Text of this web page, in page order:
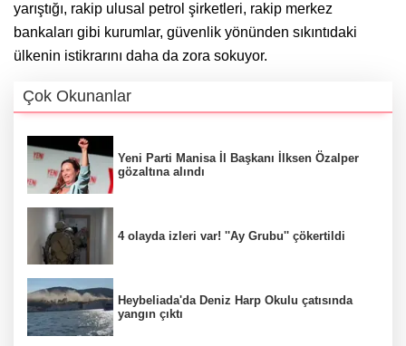
yarıştığı, rakip ulusal petrol şirketleri, rakip merkez
bankaları gibi kurumlar, güvenlik yönünden sıkıntıdaki
ülkenin istikrarını daha da zora sokuyor.
Çok Okunanlar
Yeni Parti Manisa İl Başkanı İlksen Özalper
gözaltına alındı
4 olayda izleri var! ''Ay Grubu'' çökertildi
Heybeliada'da Deniz Harp Okulu çatısında
yangın çıktı